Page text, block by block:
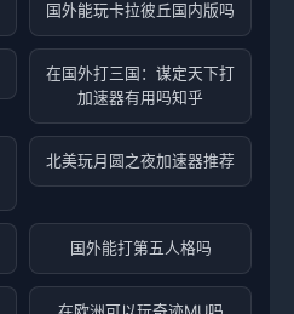
国外能玩卡拉彼丘国内版吗
在国外打三国：谋定天下打
加速器有用吗知乎
北美玩月圆之夜加速器推荐
国外能打第五人格吗